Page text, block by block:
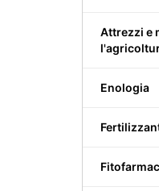
Attrezzi e
Enologia